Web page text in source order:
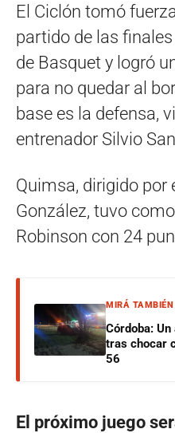
El Ciclón tomó
partido de las
de Basquet y logró
para no quedar al
base es la defensa,
entrenador Silvio
Quimsa, dirigido por
González, tuvo
Robinson con 24
MIRÁ TAMBIÉN
Córdoba:
tras chocar
56
El próximo juego